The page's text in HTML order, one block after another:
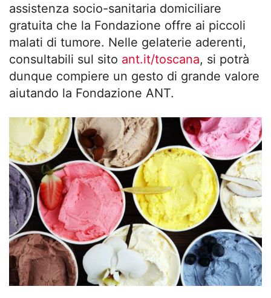
assistenza socio-sanitaria domiciliare
gratuita che la Fondazione offre ai piccoli
malati di tumore. Nelle gelaterie aderenti,
consultabili sul sito ant.it/toscana, si potrà
dunque compiere un gesto di grande valore
aiutando la Fondazione ANT.